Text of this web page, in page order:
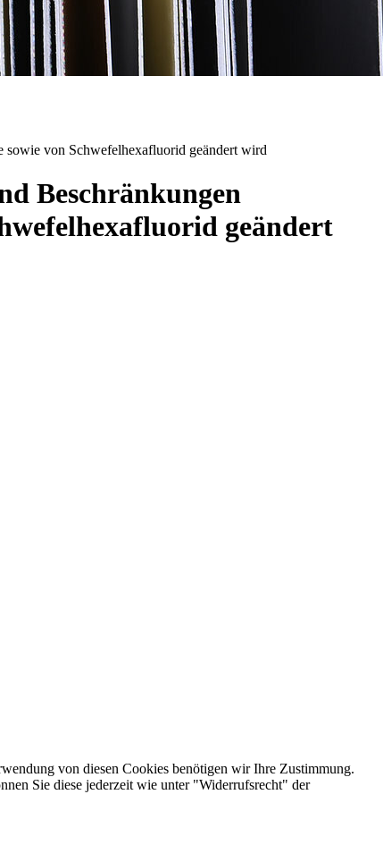
von Schwefelhexafluorid geändert wird
Beschränkungen
geändert
von diesen Cookies benötigen wir Ihre Zustimmung.
Sie diese jederzeit wie unter "Widerrufsrecht" der